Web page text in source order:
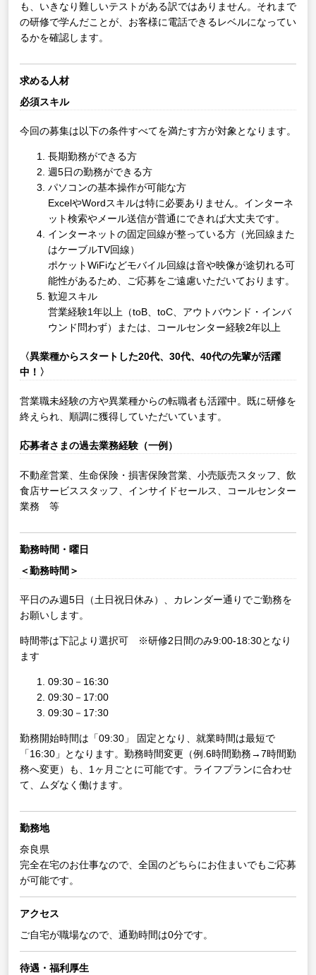
も、いきなり難しいテストがある訳ではありません。それまで
の研修で学んだことが、お客様に電話できるレベルになってい
るかを確認します。
求める人材
必須スキル
今回の募集は以下の条件すべてを満たす方が対象となります。
長期勤務ができる方
週5日の勤務ができる方
パソコンの基本操作が可能な方
ExcelやWordスキルは特に必要ありません。インターネ
ット検索やメール送信が普通にできれば大丈夫です。
インターネットの固定回線が整っている方（光回線また
はケーブルTV回線）
ポケットWiFiなどモバイル回線は音や映像が途切れる可
能性があるため、ご応募をご遠慮いただいております。
歓迎スキル
営業経験1年以上（toB、toC、アウトバウンド・インバ
ウンド問わず）または、コールセンター経験2年以上
〈異業種からスタートした20代、30代、40代の先輩が活躍
中！〉
営業職未経験の方や異業種からの転職者も活躍中。既に研修を
終えられ、順調に獲得していただいています。
応募者さまの過去業務経験（一例）
不動産営業、生命保険・損害保険営業、小売販売スタッフ、飲
食店サービススタッフ、インサイドセールス、コールセンター
業務 等
勤務時間・曜日
＜勤務時間＞
平日のみ週5日（土日祝日休み）、カレンダー通りでご勤務を
お願いします。
時間帯は下記より選択可 ※研修2日間のみ9:00-18:30となり
ます
09:30－16:30
09:30－17:00
09:30－17:30
勤務開始時間は「09:30」 固定となり、就業時間は最短で
「16:30」となります。勤務時間変更（例.6時間勤務→7時間勤
務へ変更）も、1ヶ月ごとに可能です。ライフプランに合わせ
て、ムダなく働けます。
勤務地
奈良県
完全在宅のお仕事なので、全国のどちらにお住まいでもご応募
が可能です。
アクセス
ご自宅が職場なので、通勤時間は0分です。
待遇・福利厚生